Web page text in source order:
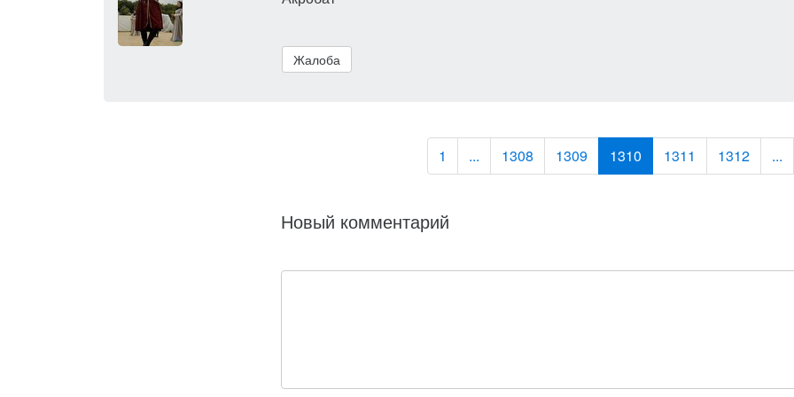
Жалоба
1 ... 1308 1309 1310 1311 1312 ...
Новый комментарий